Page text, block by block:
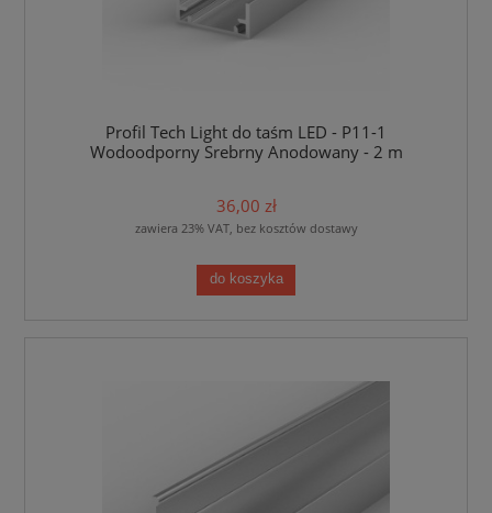
Profil Tech Light do taśm LED - P11-1
Wodoodporny Srebrny Anodowany - 2 m
36,00 zł
zawiera 23% VAT, bez kosztów dostawy
do koszyka